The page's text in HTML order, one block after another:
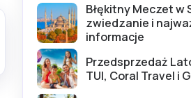
Błękitny Meczet w
zwiedzanie i
informacje
Przedsprzedaż
TUI, Coral Travel i